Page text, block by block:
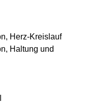
Herz-Kreislauf
Haltung und